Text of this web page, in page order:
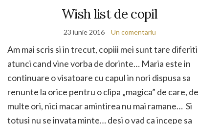
Wish list de copil
23 iunie 2016 Un comentariu
Am mai scris si in trecut, copiii mei sunt tare diferiti
atunci cand vine vorba de dorinte… Maria este in
continuare o visatoare cu capul in nori dispusa sa
renunte la orice pentru o clipa „magica” de care, de
multe ori, nici macar amintirea nu mai ramane… Si
totusi nu se invata minte… desi o vad ca incepe sa